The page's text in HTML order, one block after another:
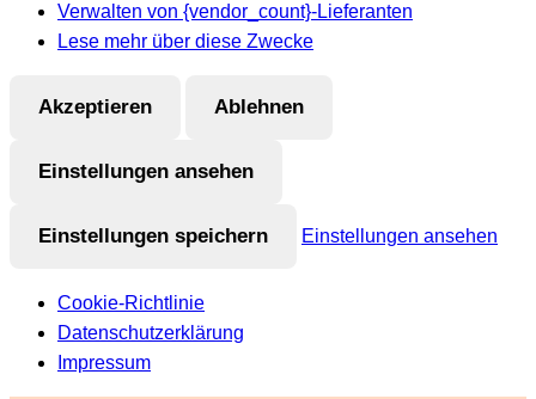
Verwalten von {vendor_count}-Lieferanten
Lese mehr über diese Zwecke
Akzeptieren Ablehnen
Einstellungen ansehen
Einstellungen speichern Einstellungen ansehen
Cookie-Richtlinie
Datenschutzerklärung
Impressum